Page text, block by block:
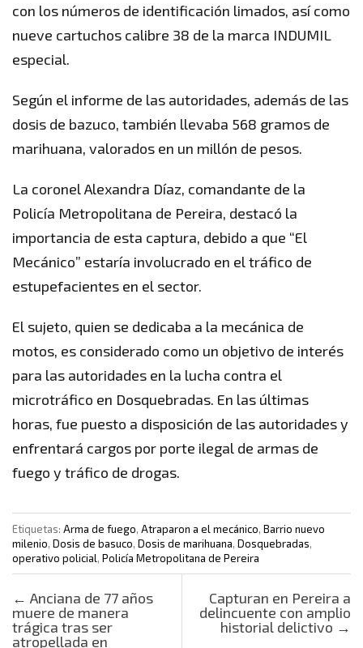
con los números de identificación limados, así como
nueve cartuchos calibre 38 de la marca INDUMIL
especial.
Según el informe de las autoridades, además de las
dosis de bazuco, también llevaba 568 gramos de
marihuana, valorados en un millón de pesos.
La coronel Alexandra Díaz, comandante de la
Policía Metropolitana de Pereira, destacó la
importancia de esta captura, debido a que “El
Mecánico” estaría involucrado en el tráfico de
estupefacientes en el sector.
El sujeto, quien se dedicaba a la mecánica de
motos, es considerado como un objetivo de interés
para las autoridades en la lucha contra el
microtráfico en Dosquebradas. En las últimas
horas, fue puesto a disposición de las autoridades y
enfrentará cargos por porte ilegal de armas de
fuego y tráfico de drogas.
Etiquetas: Arma de fuego, Atraparon a el mecánico, Barrio nuevo
milenio, Dosis de basuco, Dosis de marihuana, Dosquebradas,
operativo policial, Policía Metropolitana de Pereira
Post navigation
← Anciana de 77 años
muere de manera
trágica tras ser
atropellada en
Capturan en Pereira a
delincuente con amplio
historial delictivo →